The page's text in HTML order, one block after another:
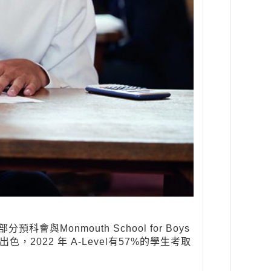
分預科會與Monmouth School for Boys
色，2022 年 A-Level有57%的學生考取